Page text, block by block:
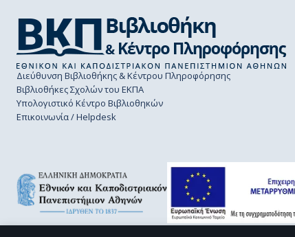
Διεύθυνση Βιβλιοθήκης & Κέντρου Πληροφόρησης
Βιβλιοθήκες Σχολών του ΕΚΠΑ
Υπολογιστικό Κέντρο Βιβλιοθηκών
Επικοινωνία / Helpdesk